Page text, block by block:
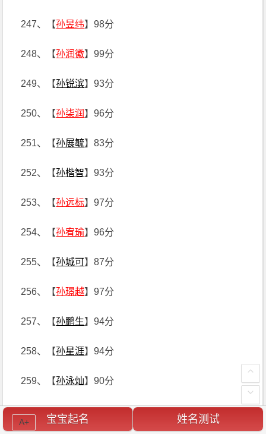
247、【孙昱纬】98分
248、【孙润徽】99分
249、【孙锐滨】93分
250、【孙柒润 】96分
251、【孙展毓】83分
252、【孙楷智】93分
253、【孙远标】97分
254、【孙宥瑜】96分
255、【孙城可】87分
256、【孙璟越】97分
257、【孙鹏生】94分
258、【孙星涯】94分
259、【孙泳灿】90分
260、【孙梓近】89分
宝宝起名 姓名测试
A+